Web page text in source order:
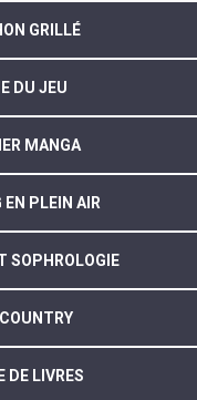
GRILLÉ
DU JEU
MANGA
EN PLEIN AIR
SOPHROLOGIE
DE LIVRES